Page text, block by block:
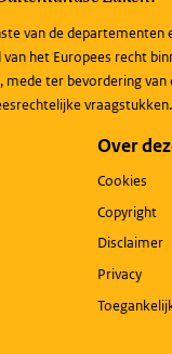
van de
het Europees recht
mede ter bevordering van
vraagstukken.
Over
Cookies
Copyright
Disclaimer
Privacy